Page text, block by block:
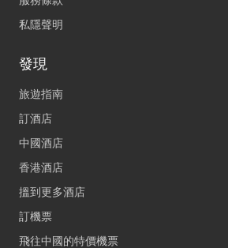
私隱聲明
發現
旅遊指南
訂酒店
中國酒店
香港酒店
搵到更多酒店
訂機票
飛往中國的特價機票